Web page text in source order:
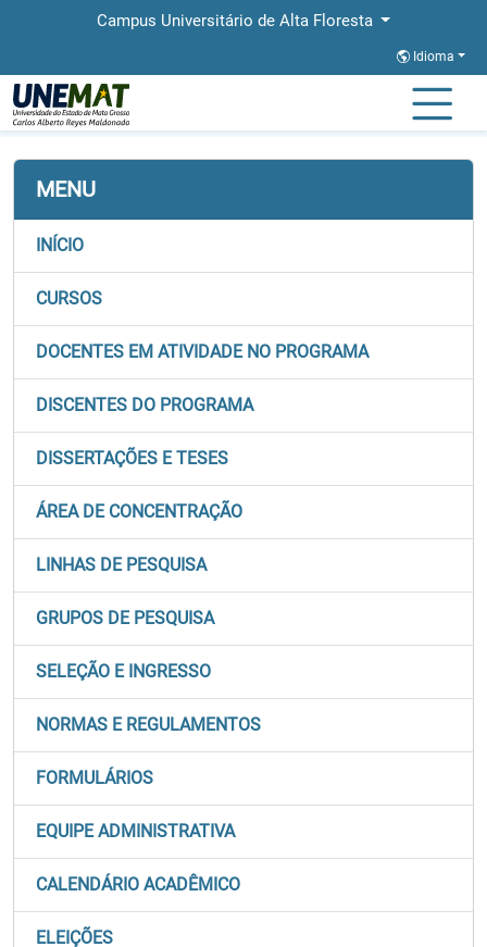
Campus Universitário de Alta Floresta
Idioma
Página Inicial PPGBIOAGRO
MENU
INÍCIO
CURSOS
DOCENTES EM ATIVIDADE NO PROGRAMA
DISCENTES DO PROGRAMA
DISSERTAÇÕES E TESES
ÁREA DE CONCENTRAÇÃO
LINHAS DE PESQUISA
GRUPOS DE PESQUISA
SELEÇÃO E INGRESSO
NORMAS E REGULAMENTOS
FORMULÁRIOS
EQUIPE ADMINISTRATIVA
CALENDÁRIO ACADÊMICO
ELEIÇÕES